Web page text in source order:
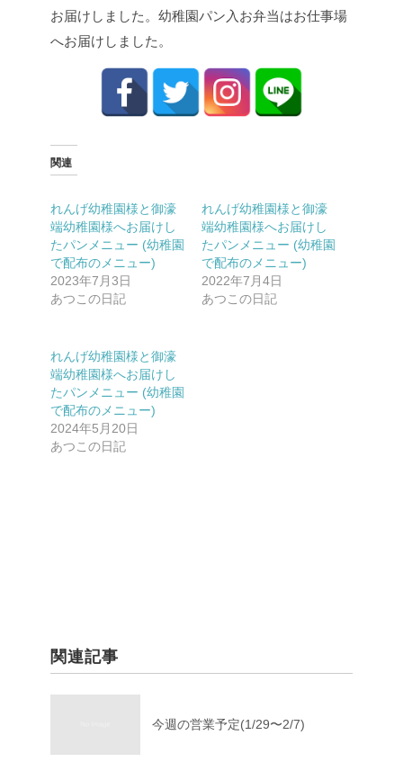
お届けしました。 幼稚園パン入お弁当はお仕事場
へお届けしました。
関連
れんげ幼稚園様と御濠
端幼稚園様へお届けし
たパンメニュー (幼稚園
で配布のメニュー)
2023年7月3日
あつこの日記
れんげ幼稚園様と御濠
端幼稚園様へお届けし
たパンメニュー (幼稚園
で配布のメニュー)
2022年7月4日
あつこの日記
れんげ幼稚園様と御濠
端幼稚園様へお届けし
たパンメニュー (幼稚園
で配布のメニュー)
2024年5月20日
あつこの日記
関連記事
今週の営業予定(1/29〜2/7)